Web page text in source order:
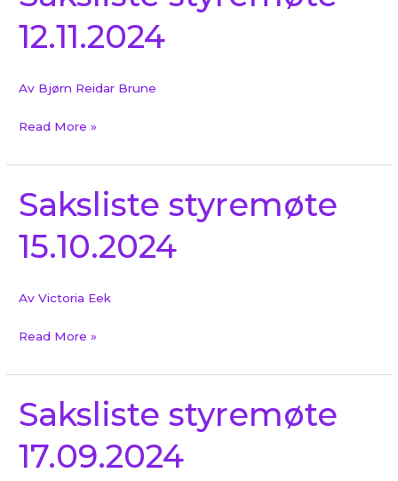
12.11.2024
Av Bjørn Reidar Brune
styremøte
12.11.2024
Read More »
Saksliste styremøte
15.10.2024
Av Victoria Eek
Saksliste
styremøte
15.10.2024
Read More »
Saksliste styremøte
17.09.2024
Saksliste
styremøte
17.09.2024